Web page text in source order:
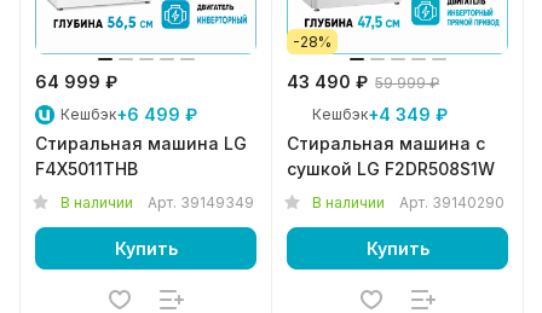
64 999 ₽
Кешбэк+6 499 ₽
Стиральная машина LG
F4X5011THB
В наличии Арт. 39149349
Купить
-28%
43 490 ₽ 59 999 ₽
Кешбэк+4 349 ₽
Стиральная машина с
сушкой LG F2DR508S1W
В наличии Арт. 39140290
Купить